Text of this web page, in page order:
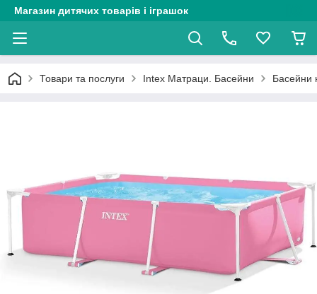
Магазин дитячих товарів і іграшок
Товари та послуги Intex Матраци. Басейни Басейни